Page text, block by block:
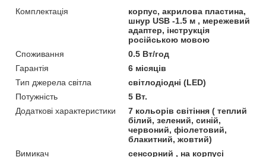
Комплектація
корпус, акрилова пластина,
шнур USB -1.5 м , мережевий
адаптер, інструкція
російською мовою
Споживання
0.5 Вт/год
Гарантія
6 місяців
Тип джерела світла
світлодіодні (LED)
Потужність
5 Вт.
Додаткові характеристики
7 кольорів світіння ( теплий
білий, зелений, синій,
червоний, фіолетовий,
блакитний, жовтий)
Вимикач
сенсорний , на корпусі